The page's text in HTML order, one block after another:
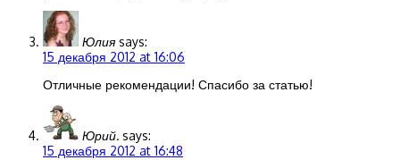
Юлия says:
15 декабря 2012 at 16:06
Отличные рекомендации! Спасибо за статью!
Юрий. says:
15 декабря 2012 at 16:48